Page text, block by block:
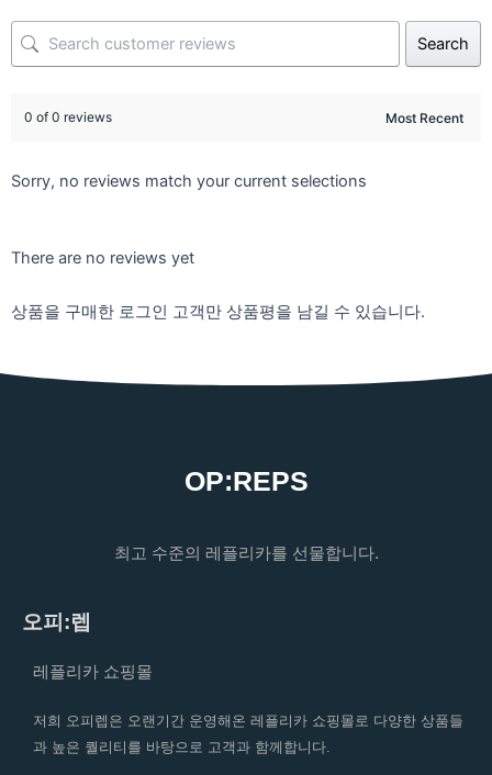
Search
0 of 0 reviews
Sorry, no reviews match your current selections
There are no reviews yet
상품을 구매한 로그인 고객만 상품평을 남길 수 있습니다.
OP:REPS
최고 수준의 레플리카를 선물합니다.
오피:렙
레플리카 쇼핑몰
저희 오피렙은 오랜기간 운영해온 레플리카 쇼핑몰로 다양한 상품들
과 높은 퀄리티를 바탕으로 고객과 함께합니다.